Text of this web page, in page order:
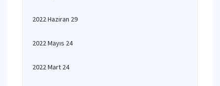
2022 Haziran 29
2022 Mayıs 24
2022 Mart 24